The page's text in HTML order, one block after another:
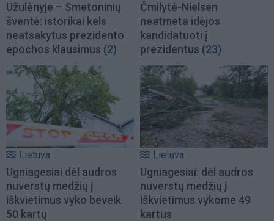
Užulėnyje – Smetoninių
šventė: istorikai kels
neatsakytus prezidento
epochos klausimus (2)
Čmilytė-Nielsen
neatmeta idėjos
kandidatuoti į
prezidentus (23)
Lietuva
Ugniagesiai dėl audros
nuverstų medžių į
iškvietimus vyko beveik
50 kartų
Lietuva
Ugniagesiai: dėl audros
nuverstų medžių į
iškvietimus vykome 49
kartus